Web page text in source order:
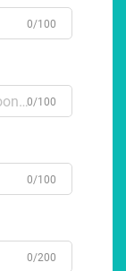
0/100
0/100
0/100
0/200